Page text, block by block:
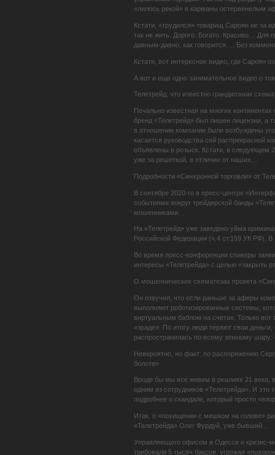
«лилось рекой» в карманы остервенелым
Кстати, «трудился» товарищ Сароян не за
так не жить. Дорого. Богато. Красиво…
давным-давно, как говорится…. Без
Кстати, вот интересное видео, где Сароян
А вот и еще одно занимательное видео о
Телетрейд: что известно грандиозном
Печально известная на многих
бренд «Телетрейд» был лишен лицензии, а
в отношении компании были возбуждены
касается руководства сей распрекрасной
объявлены в розыск. Кстати, в следующем
уже за решеткой, в отличии от наших…
Подробности «Синхронной торговли» от
В сентябре 2020-го в пресс-центре
событиями вокруг трейдерской банды
мошенниками.
На «Телетрейд» уже заведено уйма
Российской Федерации (ч.4 ст.159 УК РФ).
Во время пресс-конференции спикеры
интересы «Телетрейда» с целью «закрыть
О мошеннических схематозах проекта
Он озвучил, что если раньше за аферы
выполняют роботизированные системы,
виртуальным баблом на счетах. Только
«зраде». По итогу люди теряют свои
распространилась по всему земному шару:
Невероятно, но факт: по распоряжению
болоте»
Вроде бы мы все живем в реалиях 21 века,
одним из сотрудников «Телетрейда». И это
подробнее о скандале, который просто
Итак, о «похищении с мешком на голове»
«Телетрейда» Олег Фурдуй, уже бывший…
Управляющего офисом в Одессе и кризис-
требовали 5 тысяч баксов, угрожая